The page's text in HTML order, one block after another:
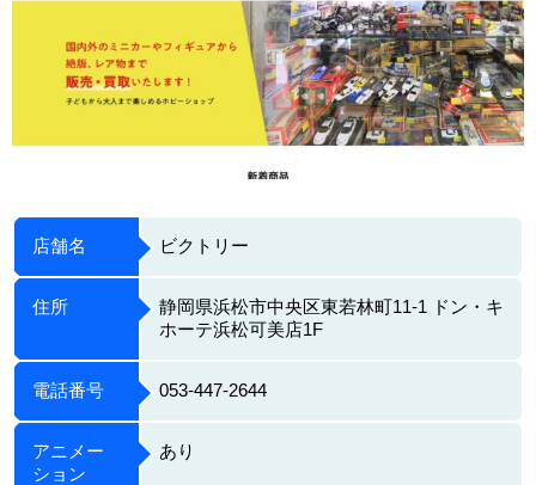
店舗名 ビクトリー
住所
静岡県浜松市中央区東若林町11-1 ドン・キ
ホーテ浜松可美店1F
電話番号 053-447-2644
アニメー
ション
あり